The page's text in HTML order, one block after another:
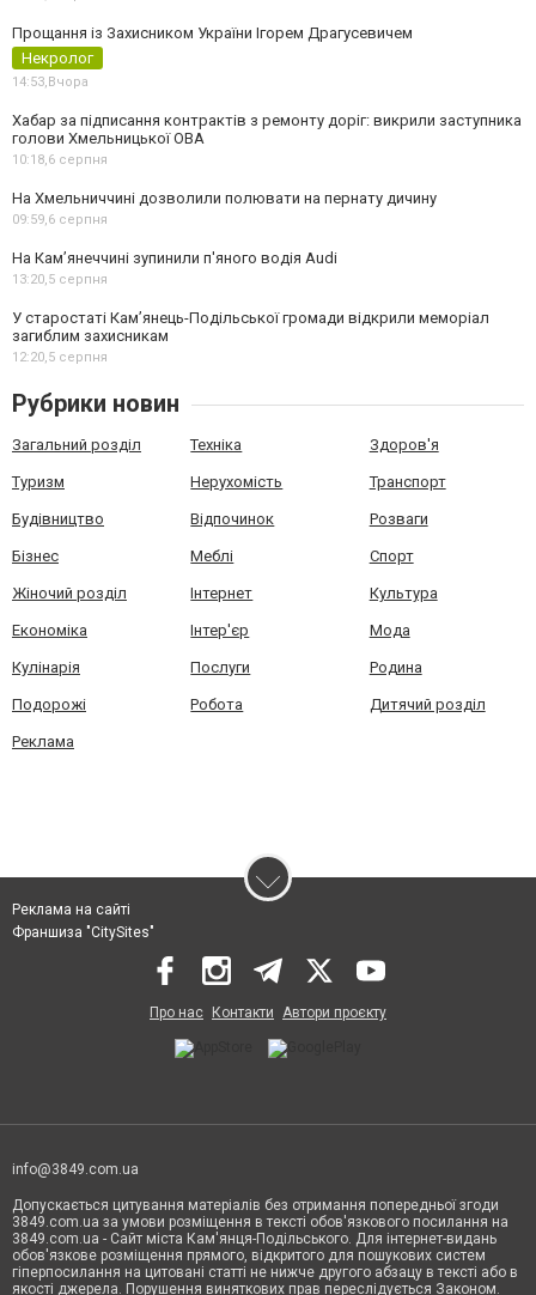
Прощання із Захисником України Ігорем Драгусевичем
Некролог
14:53,Вчора
Хабар за підписання контрактів з ремонту доріг: викрили заступника
голови Хмельницької ОВА
10:18,6 серпня
На Хмельниччині дозволили полювати на пернату дичину
09:59,6 серпня
На Камʼянеччині зупинили п'яного водія Audi
13:20,5 серпня
У старостаті Кам’янець-Подільської громади відкрили меморіал
загиблим захисникам
12:20,5 серпня
Рубрики новин
Загальний розділ Техніка Здоров'я
Туризм Нерухомість Транспорт
Будівництво Відпочинок Розваги
Бізнес Меблі Спорт
Жіночий розділ Інтернет Культура
Економіка Інтер'єр Мода
Кулінарія Послуги Родина
Подорожі Робота Дитячий розділ
Реклама
Реклама на сайті
Франшиза "CitySites"
Про нас Контакти Автори проєкту
info@3849.com.ua
Допускається цитування матеріалів без отримання попередньої згоди
3849.com.ua за умови розміщення в тексті обов'язкового посилання на
3849.com.ua - Сайт міста Кам'янця-Подільського. Для інтернет-видань
обов'язкове розміщення прямого, відкритого для пошукових систем
гіперпосилання на цитовані статті не нижче другого абзацу в тексті або в
якості джерела. Порушення виняткових прав переслідується Законом.